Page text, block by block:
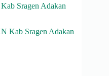
Sragen Adakan